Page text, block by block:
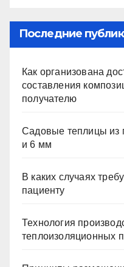
Последние
Как организована
составления
получателю
Садовые теплицы из
и 6 мм
В каких случаях
пациенту
Технология
теплоизоляционных